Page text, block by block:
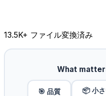
13.5K+ ファイル変換済み
What
🎯 品質 📦 小